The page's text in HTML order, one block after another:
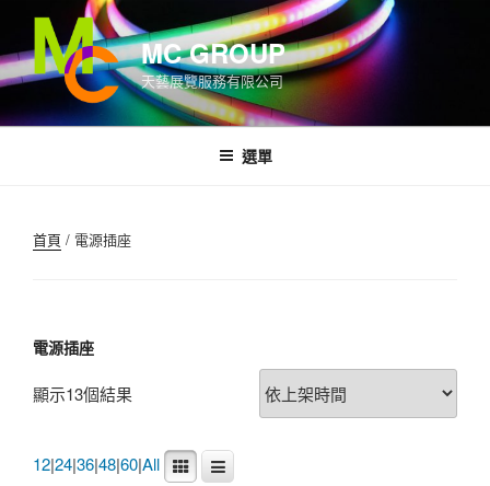
內
容
MC GROUP
天藝展覽服務有限公司
選單
首頁 / 電源插座
電源插座
顯示13個結果
12|24|36|48|60|All